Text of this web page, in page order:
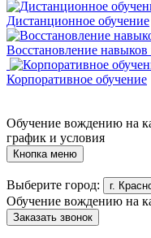
Дистанционное обучение
Восстановление
Корпоративное обучение
Обучение вождению на
график и условия
Кнопка меню
Выберите город: г.
Обучение вождению на
Заказать звонок